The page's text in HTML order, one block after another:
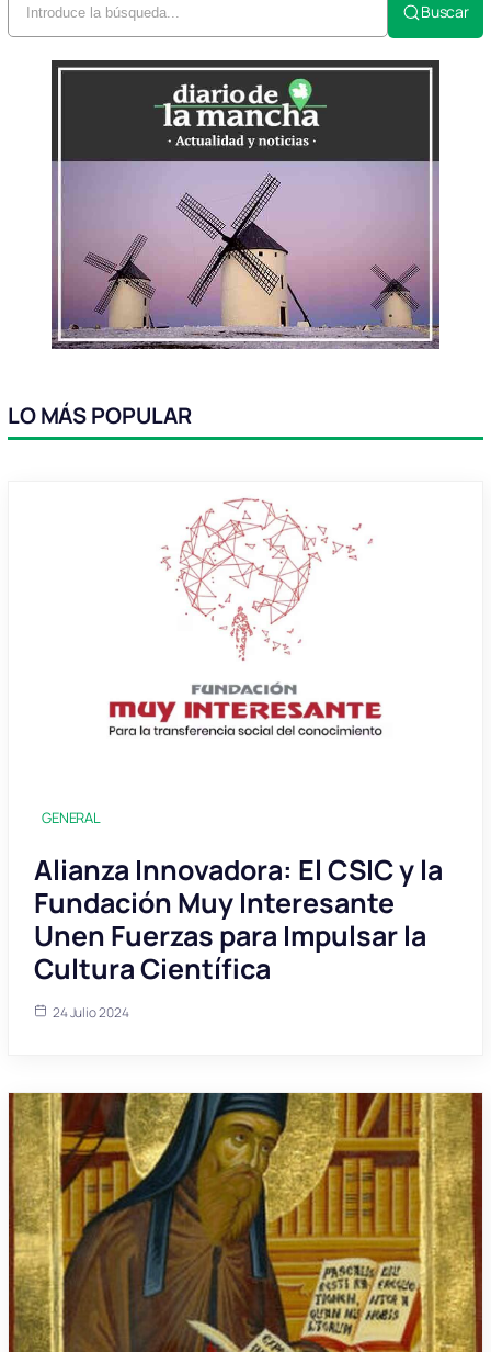
Buscar
LO MÁS POPULAR
GENERAL
Alianza Innovadora: El CSIC y la
Fundación Muy Interesante
Unen Fuerzas para Impulsar la
Cultura Científica
24 Julio 2024